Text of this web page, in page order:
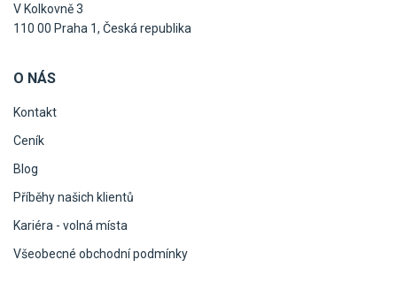
V Kolkovně 3
110 00 Praha 1, Česká republika
O NÁS
Kontakt
Ceník
Blog
Příběhy našich klientů
Kariéra - volná místa
Všeobecné obchodní podmínky